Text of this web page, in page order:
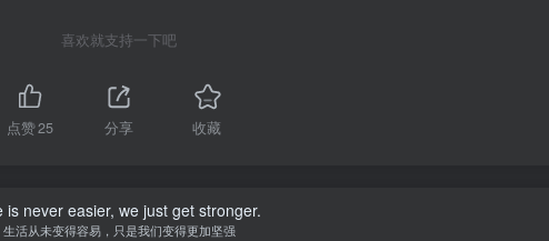
喜欢就支持一下吧
点赞25 分享 收藏
is never easier, we just get stronger.
生活从未变得容易，只是我们变得更加坚强